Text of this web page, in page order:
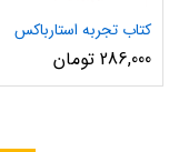
کتاب تجربه استارباکس
286,000 تومان